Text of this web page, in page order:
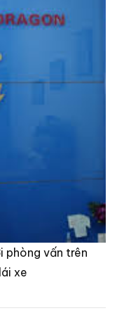
phòng vấn trên
xe